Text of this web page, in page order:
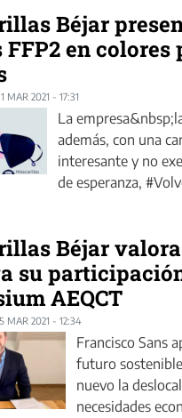
Béjar
FFP2 en colores
MAR 2021 - 17:31
La
además, con una
interesante y no
de esperanza,
Béjar
su
AEQCT
MAR 2021 - 12:34
Francisco Sans
futuro
nuevo la
necesidades